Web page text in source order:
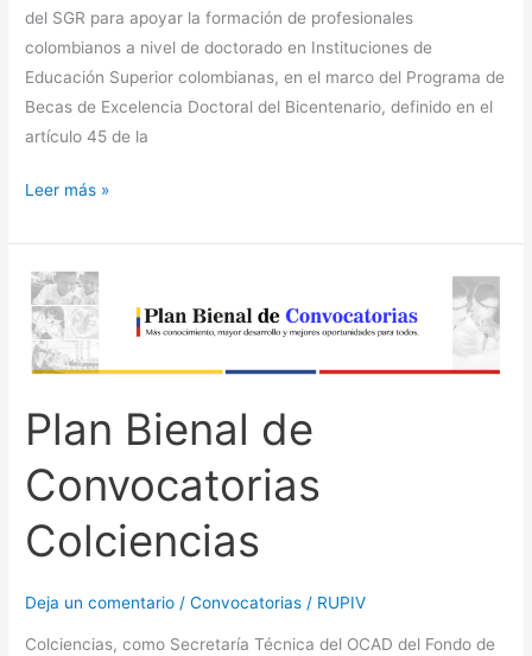
del SGR para apoyar la formación de profesionales
colombianos a nivel de doctorado en Instituciones de
Educación Superior colombianas, en el marco del Programa de
Becas de Excelencia Doctoral del Bicentenario, definido en el
artículo 45 de la
Leer más »
Plan Bienal de
Convocatorias
Colciencias
Deja un comentario /Convocatorias / RUPIV
Colciencias, como Secretaría Técnica del OCAD del Fondo de
Plan
Bienal
de
Convocatorias